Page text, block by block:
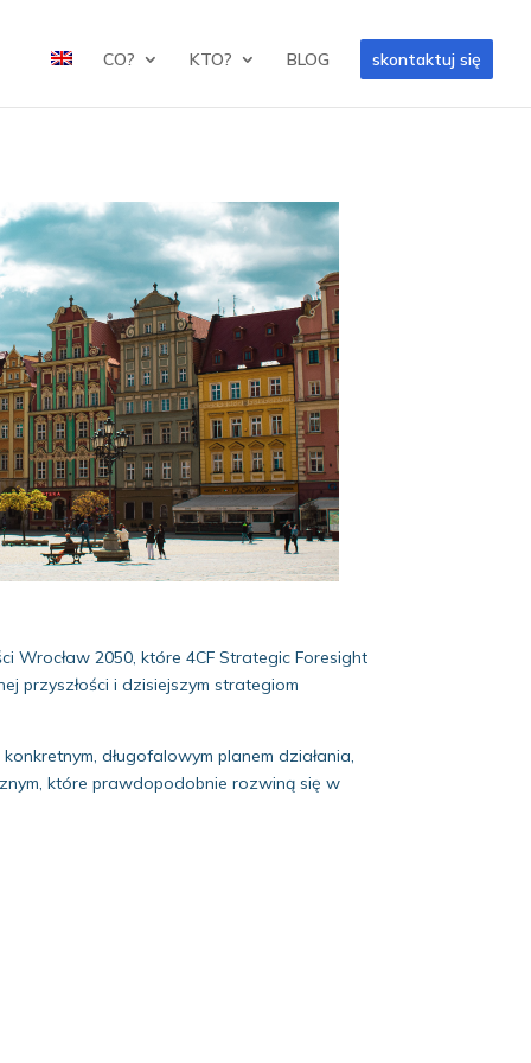
CO? KTO? BLOG skontaktuj się
Wrocław 2050, które 4CF Strategic Foresight
przyszłości i dzisiejszym strategiom
długofalowym planem działania,
które prawdopodobnie rozwiną się w